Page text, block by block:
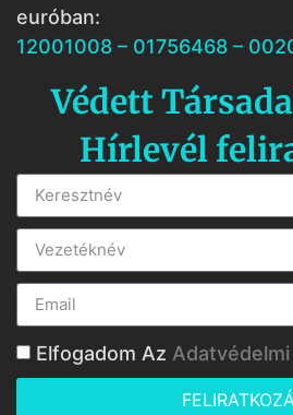
euróban:
12001008 – 01756468 –
Védett
Hírlevél
Elfogadom Az